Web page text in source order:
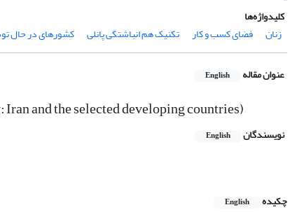
کلیدواژه‌ها
زنان
فضای کسب و کار تکنیک هم انباشتگی پانلی کشورهای در حال
عنوان مقاله English
and the selected developing countries)
نویسندگان English
چکیده
English